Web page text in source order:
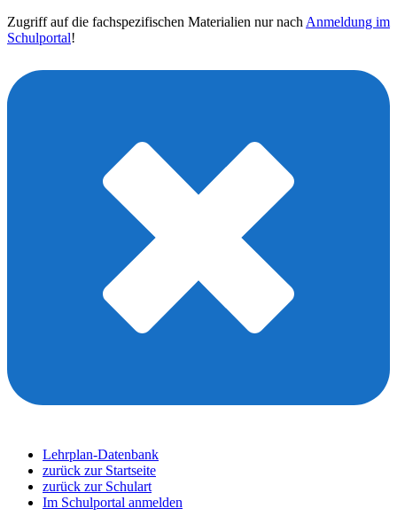
Zugriff auf die fachspezifischen Materialien nur nach Anmeldung im
Schulportal!
Lehrplan-Datenbank
zurück zur Startseite
zurück zur Schulart
Im Schulportal anmelden